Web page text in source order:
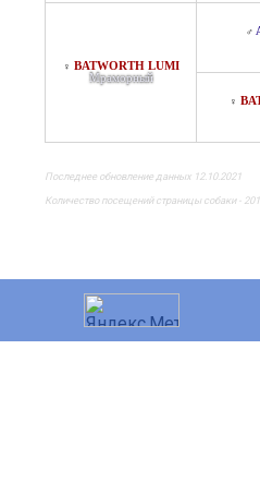
♀ BATWORTH LUMI
Мраморный
♂
♀
Последнее обновление данных 12.10.2021
Количество посещений страницы собаки -